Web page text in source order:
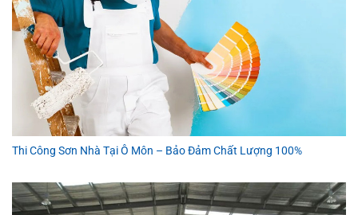
Thi Công Sơn Nhà Tại Ô Môn – Bảo Đảm Chất Lượng 100%